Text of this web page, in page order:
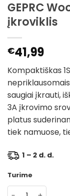
GEPRC
įkroviklis
€41,99
Kompaktiškas
saugiai įkrauti,
3A įkrovimo
platus
tiek namuose,
1 – 2 d. d.
Turime
produkto kiekis: